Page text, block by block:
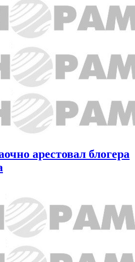
арестовал блогера